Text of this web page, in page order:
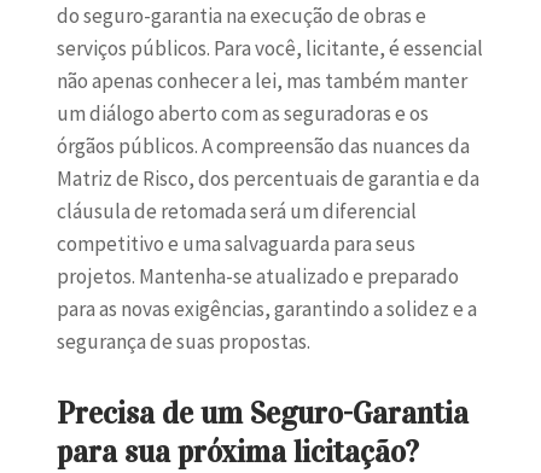
do seguro-garantia na execução de obras e
serviços públicos. Para você, licitante, é essencial
não apenas conhecer a lei, mas também manter
um diálogo aberto com as seguradoras e os
órgãos públicos. A compreensão das nuances da
Matriz de Risco, dos percentuais de garantia e da
cláusula de retomada será um diferencial
competitivo e uma salvaguarda para seus
projetos. Mantenha-se atualizado e preparado
para as novas exigências, garantindo a solidez e a
segurança de suas propostas.
Precisa de um Seguro-Garantia
para sua próxima licitação?